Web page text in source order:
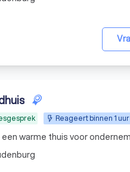
Reageert binnen 1 uur
warme thuis voor